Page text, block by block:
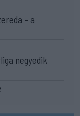
– a
negyedik